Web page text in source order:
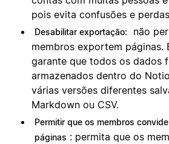
pois evita confusões e
Desabilitar exportação:
não
membros exportem páginas.
garante que todos os dados
armazenados dentro do
várias versões diferentes
Markdown ou CSV.
Permitir que os membros
páginas : permita que os